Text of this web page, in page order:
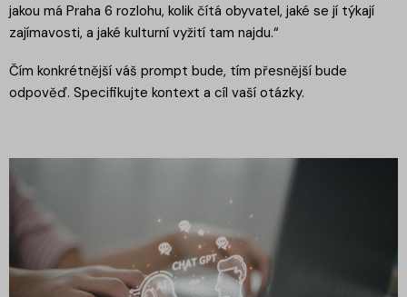
jakou má Praha 6 rozlohu, kolik čítá obyvatel, jaké se jí týkají
zajímavosti, a jaké kulturní vyžití tam najdu.“
Čím konkrétnější váš prompt bude, tím přesnější bude
odpověď. Specifikujte kontext a cíl vaší otázky.